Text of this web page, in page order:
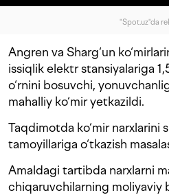
"Spot.uz"da
Angren va Sharg‘un
issiqlik elektr stansiyalariga
o‘rnini bosuvchi,
mahalliy ko‘mir yetkazildi.
Taqdimotda ko‘mir narxlarini
tamoyillariga o‘tkazish
Amaldagi tartibda narxlarni
chiqaruvchilarning moliyaviy